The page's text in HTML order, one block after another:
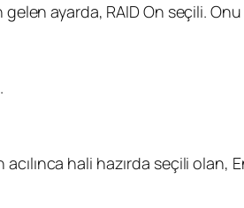
gelen ayarda, RAID On seçili.
hali hazırda seçili olan,